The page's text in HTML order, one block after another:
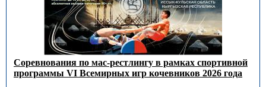
Соревнования по мас-рестлингу в рамках спортивной
программы VI Всемирных игр кочевников 2026 года